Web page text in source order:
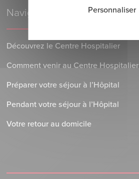
Navigation
Découvrez le Centre Hospitalier
Comment venir au Centre Hospitalier
Préparer votre séjour à l’Hôpital
Pendant votre séjour à l’Hôpital
Votre retour au domicile
Personnaliser